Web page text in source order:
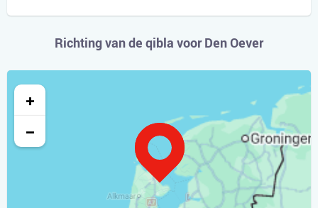
Richting van de qibla voor Den Oever
+
−